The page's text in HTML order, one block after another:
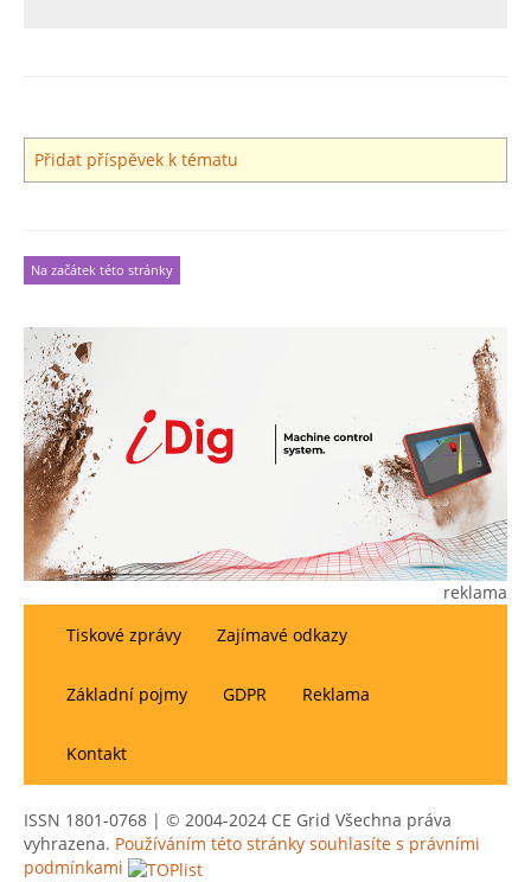
Přidat příspěvek k tématu
Na začátek této stránky
reklama
Tiskové zprávy
Zajímavé odkazy
Základní pojmy GDPR Reklama
Kontakt
ISSN 1801-0768 | © 2004-2024 CE Grid Všechna práva
vyhrazena. Používáním této stránky souhlasíte s právními
podmínkami